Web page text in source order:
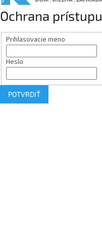
Ochrana prístupu
Prihlasovacie meno
Heslo
POTVRDIŤ